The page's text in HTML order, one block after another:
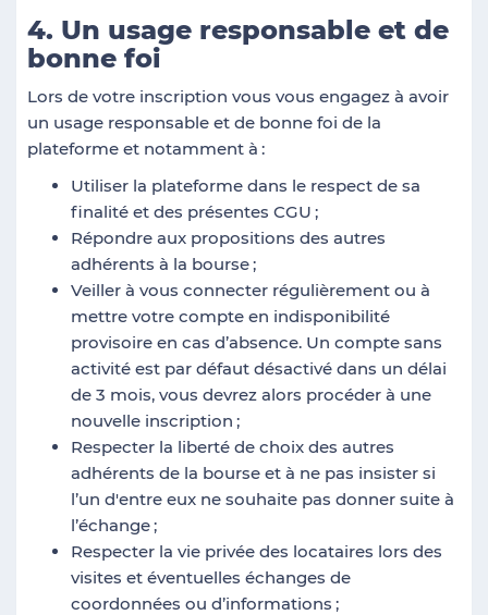
4. Un usage responsable et de
bonne foi
Lors de votre inscription vous vous engagez à avoir
un usage responsable et de bonne foi de la
plateforme et notamment à :
Utiliser la plateforme dans le respect de sa
finalité et des présentes CGU ;
Répondre aux propositions des autres
adhérents à la bourse;
Veiller à vous connecter régulièrement ou à
mettre votre compte en indisponibilité
provisoire en cas d’absence. Un compte sans
activité est par défaut désactivé dans un délai
de 3 mois, vous devrez alors procéder à une
nouvelle inscription ;
Respecter la liberté de choix des autres
adhérents de la bourse et à ne pas insister si
l’un d'entre eux ne souhaite pas donner suite à
l’échange;
Respecter la vie privée des locataires lors des
visites et éventuelles échanges de
coordonnées ou d’informations ;